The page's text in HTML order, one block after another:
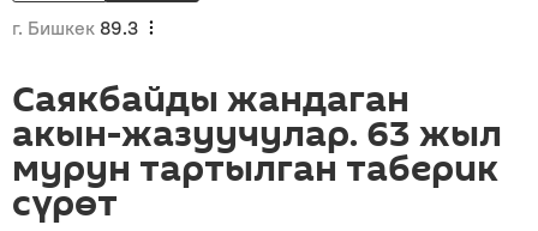
г. Бишкек 89.3
Саякбайды жандаган
акын-жазуучулар. 63 жыл
мурун тартылган таберик
сүрөт